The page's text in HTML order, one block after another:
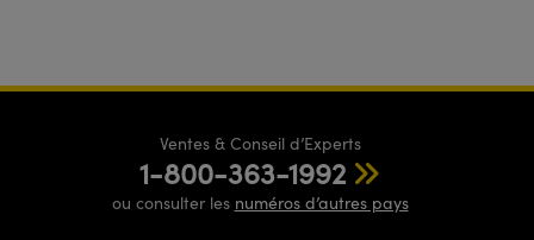
Ventes & Conseil d’Experts
1-800-363-1992
ou consulter les numéros d’autres pays